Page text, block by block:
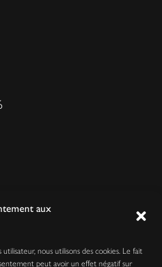
aux
nous utilisons des cookies. Le fait
peut avoir un effet négatif sur